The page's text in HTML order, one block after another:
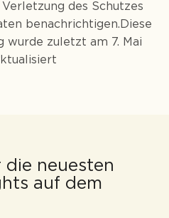
des Schutzes
benachrichtigen.Diese
wurde zuletzt am 7. Mai
die neuesten
auf dem